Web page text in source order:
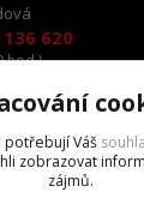
620
hod.)
potřebují Váš
zobrazovat
zájmů.